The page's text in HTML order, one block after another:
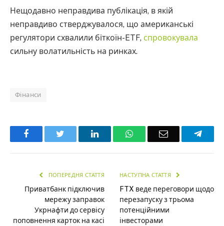
Нещодавно неправдива публікація, в якій
неправдиво стверджувалося, що американські
регулятори схвалили біткоїн-ETF, спровокувала
сильну волатильність на ринках.
Фінанси
Facebook LinkedInWhatsAppEmail
ПОПЕРЕДНЯ СТАТТЯ
Приватбанк підключив
мережу заправок
Укрнафти до сервісу
поповнення карток на касі
НАСТУПНА СТАТТЯ
FTX веде переговори щодо
перезапуску з трьома
потенційними
інвесторами